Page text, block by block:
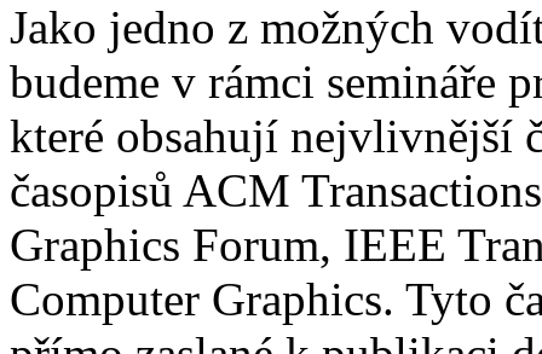
Jako jedno z možných
budeme v rámci semináře
které obsahují nejvlivnější
časopisů ACM
Graphics Forum, IEEE
Computer Graphics. Tyto